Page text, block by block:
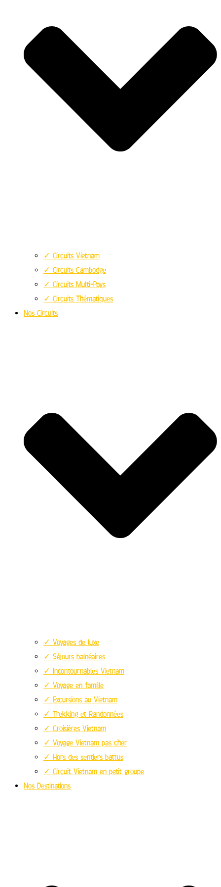
✓ Circuits Vietnam
✓ Circuits Cambodge
✓ Circuits Multi-Pays
✓ Circuits Thématiques
Nos Circuits
✓ Voyages de luxe
✓ Séjours balnéaires
✓ Incontournables Vietnam
✓ Voyage en famille
✓ Excursions au Vietnam
✓ Trekking et Randonnées
✓ Croisières Vietnam
✓ Voyage Vietnam pas cher
✓ Hors des sentiers battus
✓ Circuit Vietnam en petit groupe
Nos Destinations